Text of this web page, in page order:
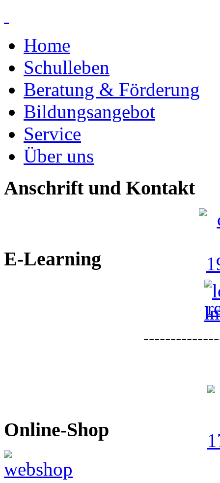
Home
Schulleben
Beratung & Förderung
Bildungsangebot
Service
Über uns
Anschrift und Kontakt
E-Learning
Online-Shop